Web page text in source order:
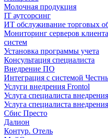
Молочная продукция
IT аутсорсинг
ИТ обслуживание торговых
Мониторинг серверов
систем
Установка программы учета
Консультация специалиста
Внедрение ПО
Интеграция с системой
Услуги внедрения Frontol
Услуга специалиста
Услуга специалиста внедрения
Сбис Престо
Далион
Контур. Отель